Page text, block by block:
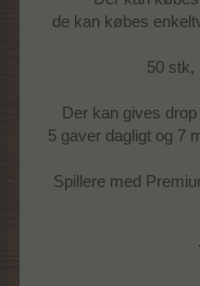
de kan købes
50 stk,
Der kan gives
5 gaver dagligt og 7
Spillere med